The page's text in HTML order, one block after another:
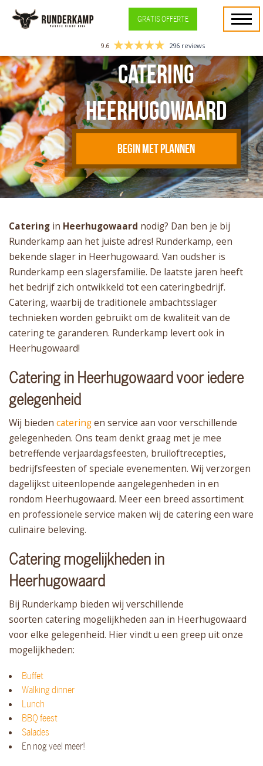
GRATIS OFFERTE
9.6 296 reviews
Catering
Heerhugowaard
BEGIN MET PLANNEN
Catering in Heerhugowaard nodig? Dan ben je bij
Runderkamp aan het juiste adres! Runderkamp, een
bekende slager in Heerhugowaard. Van oudsher is
Runderkamp een slagersfamilie. De laatste jaren heeft
het bedrijf zich ontwikkeld tot een cateringbedrijf.
Catering, waarbij de traditionele ambachtsslager
technieken worden gebruikt om de kwaliteit van de
catering te garanderen. Runderkamp levert ook in
Heerhugowaard!
Catering in Heerhugowaard voor iedere
gelegenheid
Wij bieden cateringen service aan voor verschillende
gelegenheden. Ons team denkt graag met je mee
betreffende verjaardagsfeesten, bruiloftrecepties,
bedrijfsfeesten of speciale evenementen. Wij verzorgen
dagelijkst uiteenlopende aangelegenheden in en
rondom Heerhugowaard. Meer een breed assortiment
en professionele service maken wij de catering een ware
culinaire beleving.
Catering mogelijkheden in
Heerhugowaard
Bij Runderkamp bieden wij verschillende
soorten catering mogelijkheden aan in Heerhugowaard
voor elke gelegenheid. Hier vindt u een greep uit onze
mogelijkheden:
Buffet
Walking dinner
Lunch
BBQ feest
Salades
En nog veel meer!